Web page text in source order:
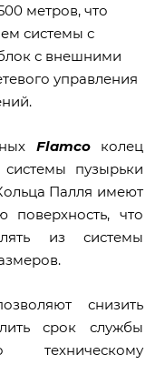
метров, что
системы с
с внешними
управления
Flamcoколец
пузырьки
Палля имеют
поверхность, что
из системы
снизить
срок службы